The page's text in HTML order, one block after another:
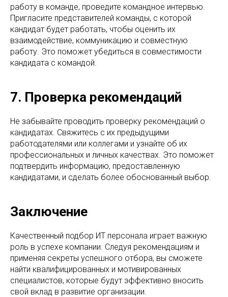
работу в команде, проведите командное интервью.
Пригласите представителей команды, с которой
кандидат будет работать, чтобы оценить их
взаимодействие, коммуникацию и совместную
работу. Это поможет убедиться в совместимости
кандидата с командой.
7. Проверка рекомендаций
Не забывайте проводить проверку рекомендаций о
кандидатах. Свяжитесь с их предыдущими
работодателями или коллегами и узнайте об их
профессиональных и личных качествах. Это поможет
подтвердить информацию, предоставленную
кандидатами, и сделать более обоснованный выбор.
Заключение
Качественный подбор ИТ персонала играет важную
роль в успехе компании. Следуя рекомендациям и
применяя секреты успешного отбора, вы сможете
найти квалифицированных и мотивированных
специалистов, которые будут эффективно вносить
свой вклад в развитие организации.